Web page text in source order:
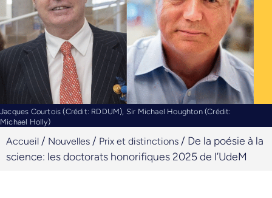
Jacques Courtois (Crédit: RDDUM), Sir Michael Houghton (Crédit:
Michael Holly)
Accueil / Nouvelles / Prix et distinctions / De la poésie à la
science: les doctorats honorifiques 2025 de l’UdeM